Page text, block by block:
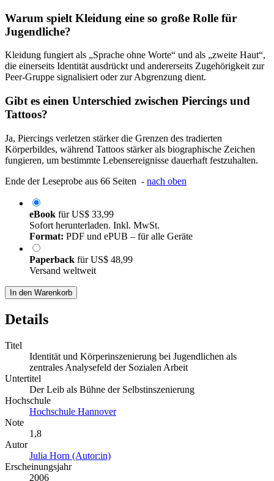
Warum spielt Kleidung eine so große Rolle für
Jugendliche?
Kleidung fungiert als „Sprache ohne Worte“ und als „zweite Haut“,
die einerseits Identität ausdrückt und andererseits Zugehörigkeit zur
Peer-Gruppe signalisiert oder zur Abgrenzung dient.
Gibt es einen Unterschied zwischen Piercings und
Tattoos?
Ja, Piercings verletzen stärker die Grenzen des tradierten
Körperbildes, während Tattoos stärker als biographische Zeichen
fungieren, um bestimmte Lebensereignisse dauerhaft festzuhalten.
Ende der Leseprobe aus 66 Seiten - nach oben
eBook fürUS$ 33,99
Sofort herunterladen. Inkl. MwSt.
Format: PDF und ePUB – für alle Geräte
Paperback fürUS$ 48,99
Versand weltweit
In den Warenkorb
Details
Titel
Identität und Körperinszenierung bei Jugendlichen als
zentrales Analysefeld der Sozialen Arbeit
Untertitel
Der Leib als Bühne der Selbstinszenierung
Hochschule
Hochschule Hannover
Note
1,8
Autor
Julia Horn (Autor:in)
Erscheinungsjahr
2006